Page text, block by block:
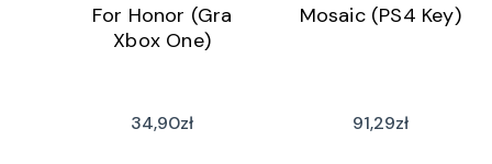
For Honor (Gra
Xbox One)
34,90zł
Mosaic (PS4 Key)
91,29zł